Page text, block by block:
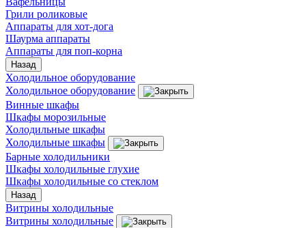
Грили роликовые
Аппараты для хот-дога
Шаурма аппараты
Аппараты для поп-корна
Назад
Холодильное оборудование
Холодильное оборудование
Винные шкафы
Шкафы морозильные
Холодильные шкафы
Холодильные шкафы
Барные холодильники
Шкафы холодильные глухие
Шкафы холодильные со стеклом
Назад
Витрины холодильные
Витрины холодильные